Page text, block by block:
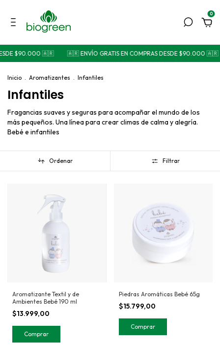
0
$90.000 🇦🇷 🇦🇷 ENVÍO GRATIS EN COMPRAS DESDE $90.000 🇦🇷
Inicio . Aromatizantes . Infantiles
Infantiles
Fragancias suaves y seguras para acompañar el mundo de los
más pequeños. Una línea para crear climas de calma y alegría.
Bebé e infantiles
Ordenar Filtrar
Aromatizante Textil y de
Ambientes Bebé 190 ml
$13.999,00
Piedras Aromáticas Bebé 65g
$15.799,00